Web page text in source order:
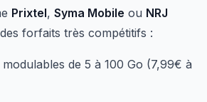
Prixtel, Syma Mobile ou NRJ
forfaits très compétitifs :
de 5 à 100 Go (7,99€ à